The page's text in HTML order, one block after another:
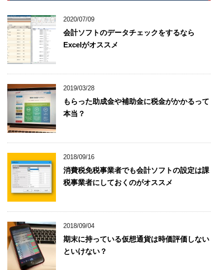
2020/07/09
会計ソフトのデータチェックをするなら
Excelがオススメ
2019/03/28
もらった助成金や補助金に税金がかかるって
本当？
2018/09/16
消費税免税事業者でも会計ソフトの設定は課
税事業者にしておくのがオススメ
2018/09/04
期末に持っている仮想通貨は時価評価しない
といけない？